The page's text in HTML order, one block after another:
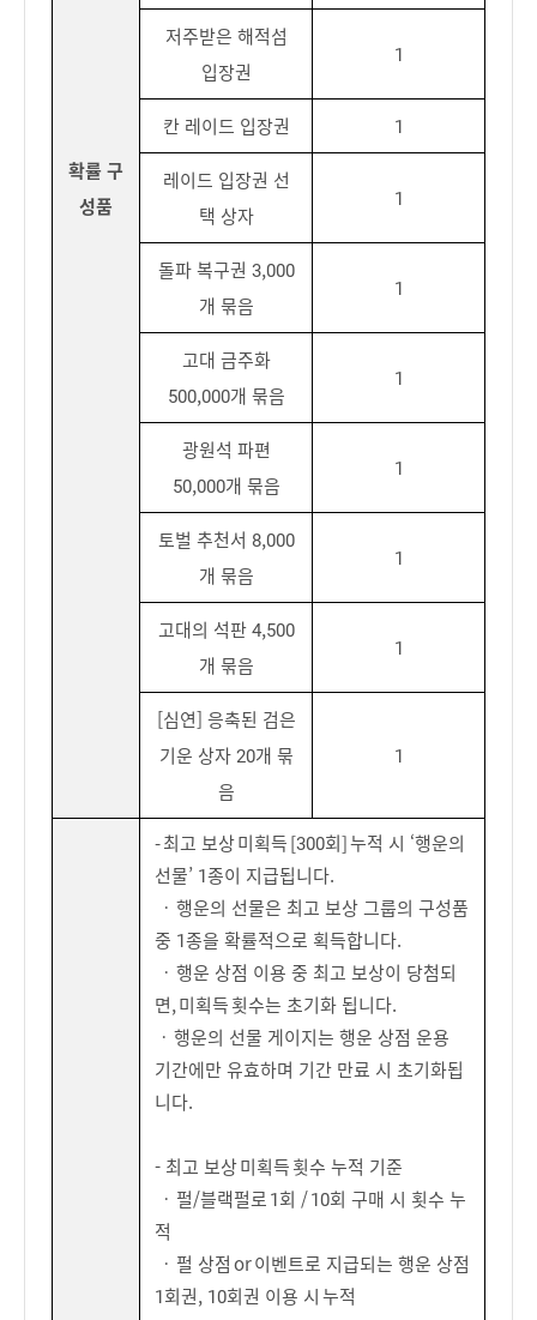
확률 구
성품
저주받은 해적섬
입장권
1
칸 레이드 입장권 1
레이드 입장권 선
택 상자
1
돌파 복구권 3,000
개 묶음
1
고대 금주화
500,000개 묶음
1
광원석 파편
50,000개 묶음
1
토벌 추천서 8,000
개 묶음
1
고대의 석판 4,500
개 묶음
1
[심연] 응축된 검은
기운 상자 20개 묶
음
1
- 최고 보상 미획득 [300회] 누적 시 ‘행운의
선물’ 1종이 지급됩니다.
ㆍ 행운의 선물은 최고 보상 그룹의 구성품
중 1종을 확률적으로 획득합니다.
ㆍ 행운 상점 이용 중 최고 보상이 당첨되
면, 미획득 횟수는 초기화 됩니다.
ㆍ 행운의 선물 게이지는 행운 상점 운용
기간에만 유효하며 기간 만료 시 초기화됩
니다.
- 최고 보상 미획득 횟수 누적 기준
ㆍ 펄/블랙펄로 1회 / 10회 구매 시 횟수 누
적
ㆍ 펄 상점 or 이벤트로 지급되는 행운 상점
1회권, 10회권 이용 시 누적